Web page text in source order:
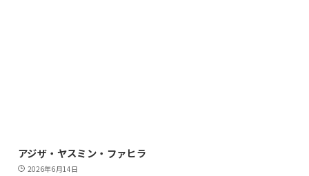
アジザ・ヤスミン・ファヒラ
2026年6月14日